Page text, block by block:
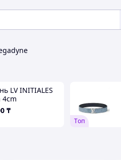
LV INITIALES
4cm
₸
Tоп